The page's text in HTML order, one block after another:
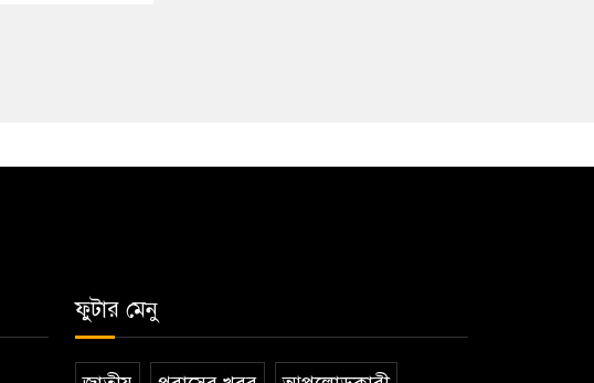
ফুটার মেনু